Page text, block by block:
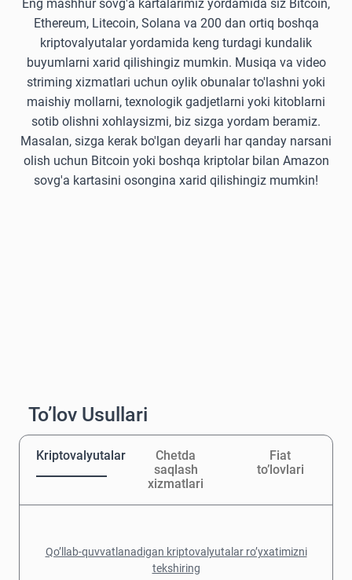
Eng mashhur sovg'a kartalarimiz yordamida siz Bitcoin,
Ethereum, Litecoin, Solana va 200 dan ortiq boshqa
kriptovalyutalar yordamida keng turdagi kundalik
buyumlarni xarid qilishingiz mumkin. Musiqa va video
striming xizmatlari uchun oylik obunalar to'lashni yoki
maishiy mollarni, texnologik gadjetlarni yoki kitoblarni
sotib olishni xohlaysizmi, biz sizga yordam beramiz.
Masalan, sizga kerak bo'lgan deyarli har qanday narsani
olish uchun Bitcoin yoki boshqa kriptolar bilan Amazon
sovg'a kartasini osongina xarid qilishingiz mumkin!
To’lov Usullari
Kriptovalyutalar
Chetda
saqlash
xizmatlari
Fiat
to’lovlari
Qo’llab-quvvatlanadigan kriptovalyutalar ro’yxatimizni
tekshiring